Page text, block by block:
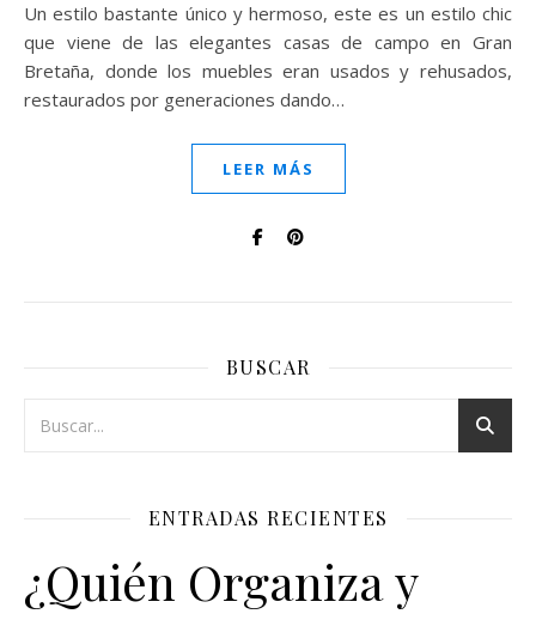
Un estilo bastante único y hermoso, este es un estilo chic
que viene de las elegantes casas de campo en Gran
Bretaña, donde los muebles eran usados y rehusados,
restaurados por generaciones dando…
LEER MÁS
BUSCAR
ENTRADAS RECIENTES
¿Quién Organiza y